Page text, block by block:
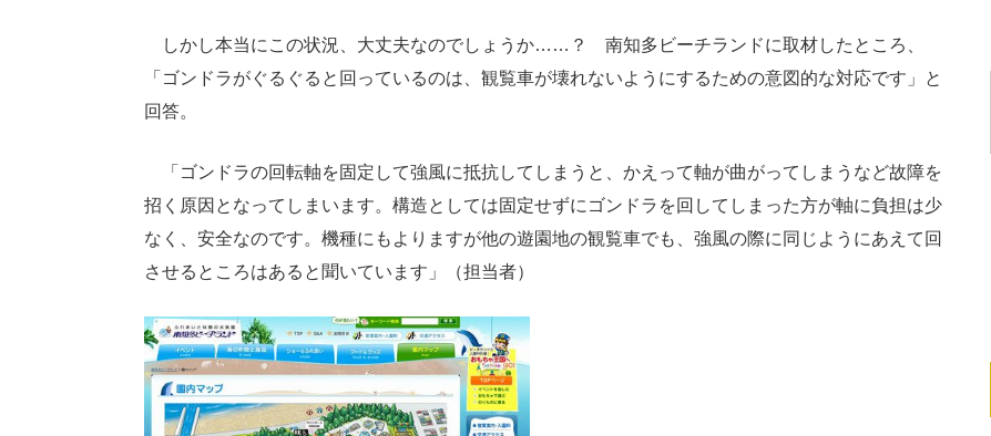
しかし本当にこの状況、大丈夫なのでしょうか……？ 南知多ビーチランドに取材したところ、
「ゴンドラがぐるぐると回っているのは、観覧車が壊れないようにするための意図的な対応です」と
回答。
「ゴンドラの回転軸を固定して強風に抵抗してしまうと、かえって軸が曲がってしまうなど故障を
招く原因となってしまいます。構造としては固定せずにゴンドラを回してしまった方が軸に負担は少
なく、安全なのです。機種にもよりますが他の遊園地の観覧車でも、強風の際に同じようにあえて回
させるところはあると聞いています」（担当者）